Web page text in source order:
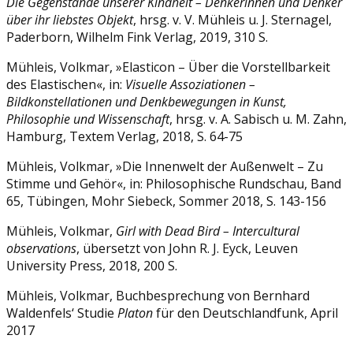
über ihr liebstes Objekt, hrsg. v. V. Mühleis u. J. Sternagel,
Paderborn, Wilhelm Fink Verlag, 2019, 310 S.
Mühleis, Volkmar, »Elasticon – Über die Vorstellbarkeit
des Elastischen«, in: Visuelle Assoziationen –
Bildkonstellationen und Denkbewegungen in Kunst,
Philosophie und Wissenschaft, hrsg. v. A. Sabisch u. M. Zahn,
Hamburg, Textem Verlag, 2018, S. 64-75
Mühleis, Volkmar, »Die Innenwelt der Außenwelt – Zu
Stimme und Gehör«, in: Philosophische Rundschau, Band
65, Tübingen, Mohr Siebeck, Sommer 2018, S. 143-156
Mühleis, Volkmar, Girl with Dead Bird – Intercultural
observations, übersetzt von John R. J. Eyck, Leuven
University Press, 2018, 200 S.
Mühleis, Volkmar, Buchbesprechung von Bernhard
Waldenfels‘ Studie Platonfür den Deutschlandfunk, April
2017